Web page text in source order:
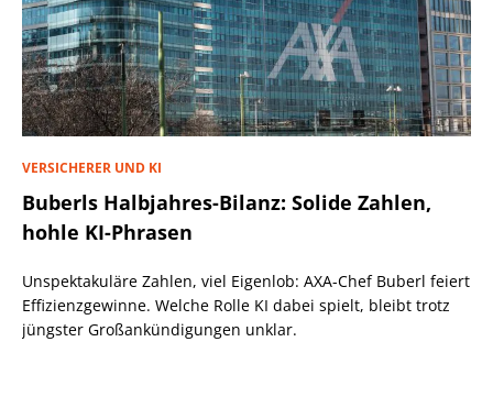
VERSICHERER UND KI
Buberls Halbjahres-Bilanz: Solide Zahlen,
hohle KI-Phrasen
Unspektakuläre Zahlen, viel Eigenlob: AXA-Chef Buberl feiert
Effizienzgewinne. Welche Rolle KI dabei spielt, bleibt trotz
jüngster Großankündigungen unklar.